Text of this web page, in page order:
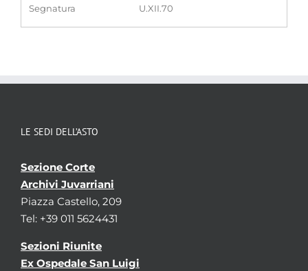
Segnatura
U.XII.70
LE SEDI DELL’ASTO
Sezione Corte
Archivi Juvarriani
Piazza Castello, 209
Tel: +39 011 5624431
Sezioni Riunite
Ex Ospedale San Luigi